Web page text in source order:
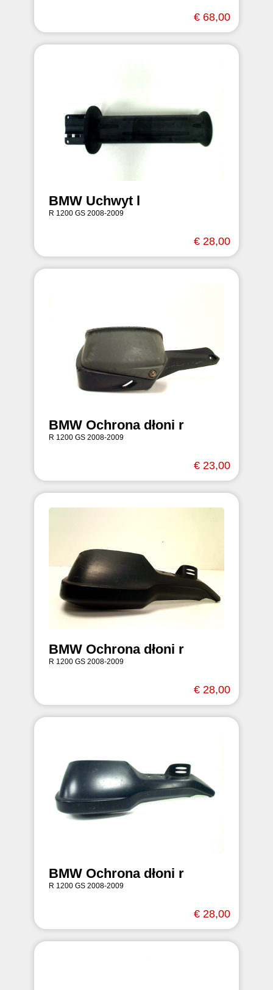
€ 68,00
BMW Uchwyt l
R 1200 GS 2008-2009
€ 28,00
BMW Ochrona dłoni r
R 1200 GS 2008-2009
€ 23,00
BMW Ochrona dłoni r
R 1200 GS 2008-2009
€ 28,00
BMW Ochrona dłoni r
R 1200 GS 2008-2009
€ 28,00